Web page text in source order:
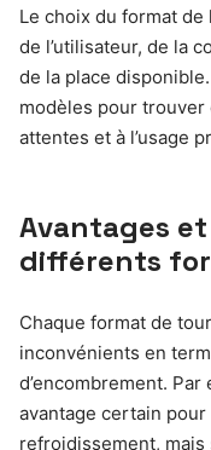
Le choix du format
de l’utilisateur, de la
de la place
modèles pour
attentes et à l’usage
Avantages
différents
Chaque format de
inconvénients en
d’encombrement.
avantage certain pour
refroidissement,